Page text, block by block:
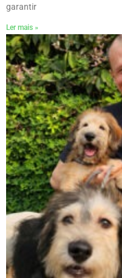
garantir
Ler mais »